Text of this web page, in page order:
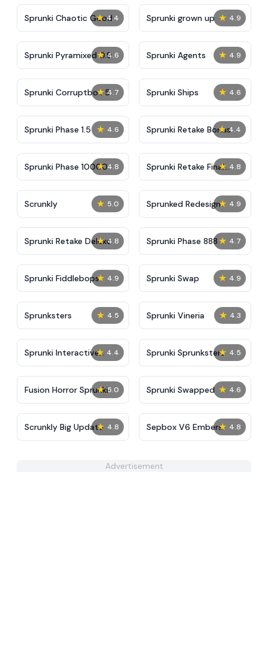
★ 4.4
Sprunki Chaotic Good ★ 4.9
Sprunki grown up
★ 4.6
Sprunki Pyramixed 0.9 ★ 4.9
Sprunki Agents
★ 4.7
Sprunki Corruptbox 5 ★ 4.6
Sprunki Ships
★ 4.6
Sprunki Phase 1.5 ★ 4.4
Sprunki Retake Bonus
★ 4.8
Sprunki Phase 10000 ★ 4.8
Sprunki Retake Final
Update
★ 5.0
Scrunkly ★ 4.9
Sprunked Redesign
★ 4.8
Sprunki Retake Deluxe ★ 4.7
Sprunki Phase 888
★ 4.9
Sprunki Fiddlebops ★ 4.9
Sprunki Swap
★ 4.5
Sprunksters ★ 4.3
Sprunki Vineria
★ 4.4
Sprunki Interactive
Tunner
★ 4.5
Sprunki Sprunksters
★ 5.0
Fusion Horror Sprunki ★ 4.6
Sprunki Swapped
★ 4.8
Scrunkly Big Update ★ 4.8
Sepbox V6 Embers
Advertisement